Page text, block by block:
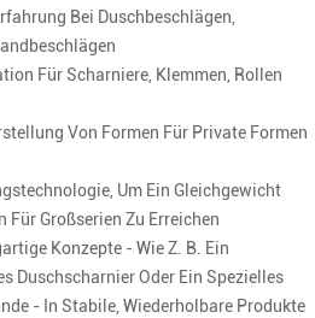
Bei Duschbeschlägen,
Für Scharniere, Klemmen, Rollen
Von Formen Für Private Formen
Um Ein Gleichgewicht
Großserien Zu Erreichen
Konzepte - Wie Z. B. Ein
Duschscharnier Oder Ein Spezielles
- In Stabile, Wiederholbare Produkte